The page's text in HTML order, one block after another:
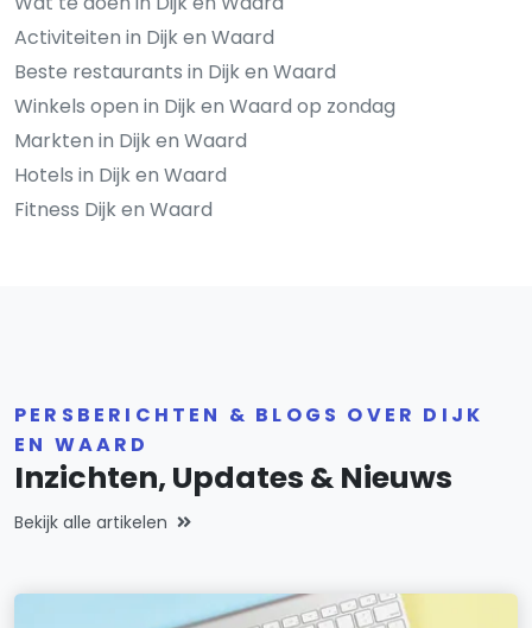
Activiteiten in Dijk en Waard
Beste restaurants in Dijk en Waard
Winkels open in Dijk en Waard op zondag
Markten in Dijk en Waard
Hotels in Dijk en Waard
Fitness Dijk en Waard
PERSBERICHTEN & BLOGS OVER DIJK
EN WAARD
Inzichten, Updates & Nieuws
Bekijk alle artikelen